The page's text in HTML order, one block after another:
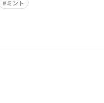
ミント